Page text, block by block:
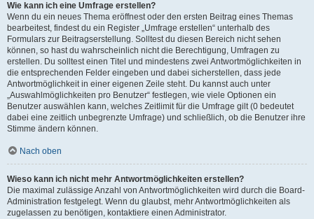
Wie kann ich eine Umfrage erstellen?
Wenn du ein neues Thema eröffnest oder den ersten Beitrag eines Themas
bearbeitest, findest du ein Register „Umfrage erstellen“ unterhalb des
Formulars zur Beitragserstellung. Solltest du diesen Bereich nicht sehen
können, so hast du wahrscheinlich nicht die Berechtigung, Umfragen zu
erstellen. Du solltest einen Titel und mindestens zwei Antwortmöglichkeiten in
die entsprechenden Felder eingeben und dabei sicherstellen, dass jede
Antwortmöglichkeit in einer eigenen Zeile steht. Du kannst auch unter
„Auswahlmöglichkeiten pro Benutzer“ festlegen, wie viele Optionen ein
Benutzer auswählen kann, welches Zeitlimit für die Umfrage gilt (0 bedeutet
dabei eine zeitlich unbegrenzte Umfrage) und schließlich, ob die Benutzer ihre
Stimme ändern können.
Nach oben
Wieso kann ich nicht mehr Antwortmöglichkeiten erstellen?
Die maximal zulässige Anzahl von Antwortmöglichkeiten wird durch die Board-
Administration festgelegt. Wenn du glaubst, mehr Antwortmöglichkeiten als
zugelassen zu benötigen, kontaktiere einen Administrator.